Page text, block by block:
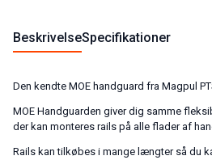
BeskrivelseSpecifikationer
Den kendte MOE handguard fra Magpul
MOE Handguarden giver dig samme
der kan monteres rails på alle flader af
Rails kan tilkøbes i mange længter så du